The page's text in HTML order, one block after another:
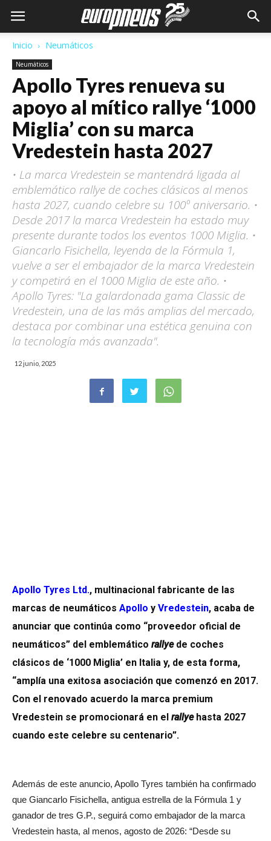
Inicio Neumáticos
Neumáticos
Apollo Tyres renueva su
apoyo al mítico rallye ‘1000
Miglia’ con su marca
Vredestein hasta 2027
• La marca Vredestein se mantendrá ligada al
emblemático rallye de coches clásicos al menos
hasta 2027, cuando celebre su 100º aniversario. •
Desde 2017 la marca Vredestein ha estado muy
presente durante todos los eventos 1000 Miglia. •
Giancarlo Fisichella, leyenda de la Fórmula 1,
vuelve a ser el embajador de la marca Vredestein
y competirá en el 1000 Miglia de este año. •
Apollo Tyres: "La galardonada gama Classic de
Vredestein, una de las más amplias del mercado,
destaca por combinar una estética genuina con
la tecnología más avanzada".
12 junio, 2025
Apollo Tyres Ltd., multinacional fabricante de las
marcas de neumáticos Apollo y Vredestein, acaba de
anunciar que continúa como “proveedor oficial de
neumáticos” del emblemático rallyede coches
clásicos de ‘1000 Miglia’ en Italia y, de esta forma,
“amplía una exitosa asociación que comenzó en 2017.
Con el renovado acuerdo la marca premium
Vredestein se promocionará en el rallyehasta 2027
cuando este celebre su centenario”.
Además de este anuncio, Apollo Tyres también ha confirmado
que Giancarlo Fisichella, antigua estrella de la Fórmula 1 y
ganador de tres G.P., seguirá como embajador de la marca
Vredestein hasta, al menos, agosto de 2026: “Desde su